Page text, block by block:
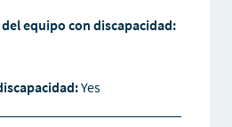
equipo con discapacidad:
Yes